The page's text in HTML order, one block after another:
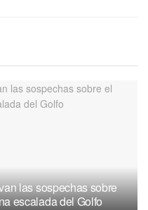
las sospechas sobre
escalada del Golfo